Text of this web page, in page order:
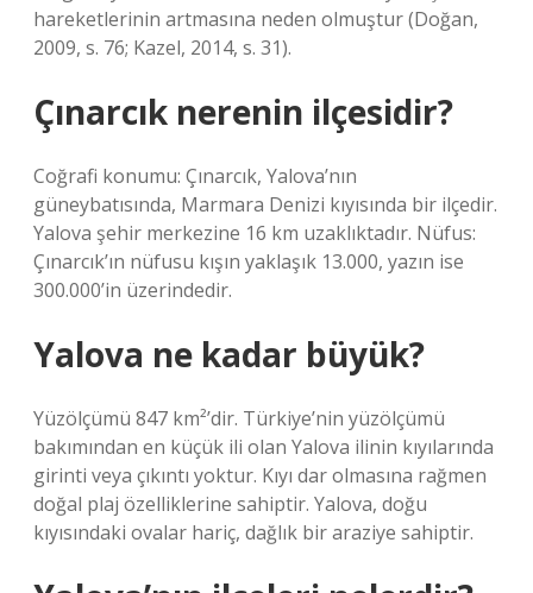
hareketlerinin artmasına neden olmuştur (Doğan,
2009, s. 76; Kazel, 2014, s. 31).
Çınarcık nerenin ilçesidir?
Coğrafi konumu: Çınarcık, Yalova’nın
güneybatısında, Marmara Denizi kıyısında bir ilçedir.
Yalova şehir merkezine 16 km uzaklıktadır. Nüfus:
Çınarcık’ın nüfusu kışın yaklaşık 13.000, yazın ise
300.000’in üzerindedir.
Yalova ne kadar büyük?
Yüzölçümü 847 km²’dir. Türkiye’nin yüzölçümü
bakımından en küçük ili olan Yalova ilinin kıyılarında
girinti veya çıkıntı yoktur. Kıyı dar olmasına rağmen
doğal plaj özelliklerine sahiptir. Yalova, doğu
kıyısındaki ovalar hariç, dağlık bir araziye sahiptir.